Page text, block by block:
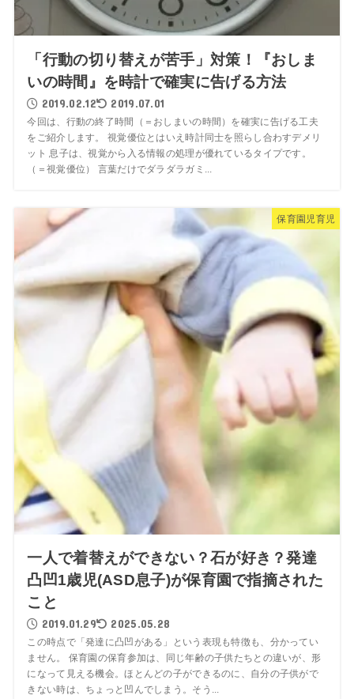
「行動の切り替えが苦手」対策！『おしま
いの時間』を時計で確実に告げる方法
2019.02.12 2019.07.01
今回は、行動の終了時間（＝おしまいの時間）を確実に告げる工夫
をご紹介します。 視覚優位とはいえ時計同士を照らし合わすデメリ
ット 息子は、視覚から入る情報の処理が優れているタイプです。
（＝視覚優位） 言葉だけでダラダラガミ...
保育園児育児
一人で着替えができない？石が好き？発達
凸凹1歳児(ASD息子)が保育園で指摘された
こと
2019.01.29 2025.05.28
この時点で「発達に凸凹がある」という表現も特徴も、分かってい
ません。 保育園の保育参加は、同じ年齢の子供たちとの違いが、形
になって見える機会。ほとんどの子ができるのに、自分の子供がで
きない時は、ちょっと凹んでしまう。そう...